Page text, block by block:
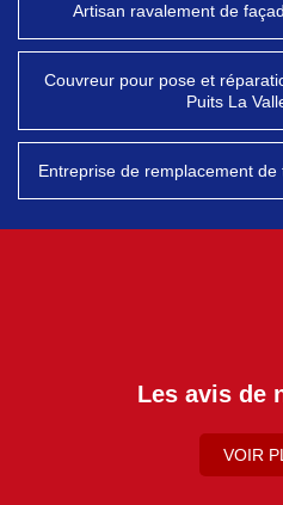
Artisan ravalement de
Couvreur pour pose et
Puits La
Entreprise de remplacement
Les avis de
VOIR